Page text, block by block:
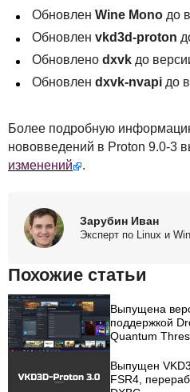
Обновлен Wine Mono до
Обновлен vkd3d-proton
Обновлено dxvk до
Обновлен dxvk-nvapi до
Более подробную
нововведений в Proton 9.0-3
изменений
.
Зарубин Иван
Эксперт по Linux и
Похожие статьи
Выпущена
поддержкой
Quantum
Выпущен
FSR4,